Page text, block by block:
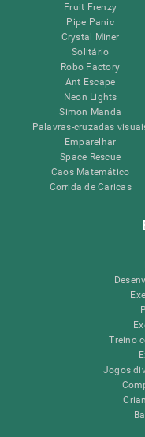
Fruit Frenzy
Pipe Panic
Crystal Miner
Solitário
Robo Factory
Ant Escape
Neon Lights
Simon Manda
Palavras-cruzadas
Emparelhar
Space Rescue
Caos Matemático
Corrida de Caricas
Treino
Jogos